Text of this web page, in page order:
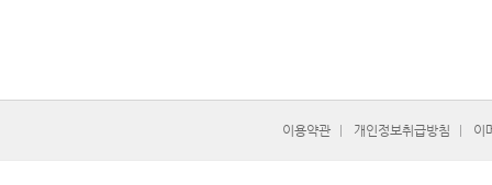
이용약관 개인정보취급방침 이